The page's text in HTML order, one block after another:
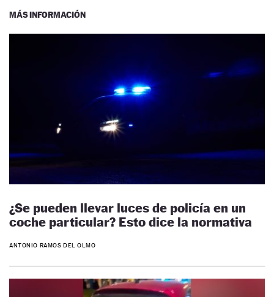
MÁS INFORMACIÓN
¿Se pueden llevar luces de policía en un
coche particular? Esto dice la normativa
ANTONIO RAMOS DEL OLMO